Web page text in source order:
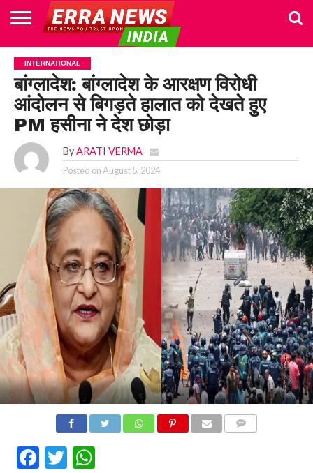
HOME
POLITICS
NEWS
BUSINESS
CULTURE
NATIONAL
SPORTS
LIFESTYLE
TRAVEL
OPINION
BREAKING
NEWS
ENTERTAINMENT
WORLD
CRIME
JOIN
US
INTERNATIONAL
बांग्लादेश: बांग्लादेश के आरक्षण विरोधी
आंदोलन से बिगड़ते हालात को देखते हुए
PM हसीना ने देश छोड़ा
By ARATI VERMA
Posted onAugust 5, 2024
Facebook
Twitter
WhatsApp